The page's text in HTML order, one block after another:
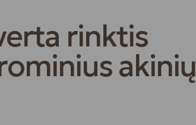
rinktis
akinių